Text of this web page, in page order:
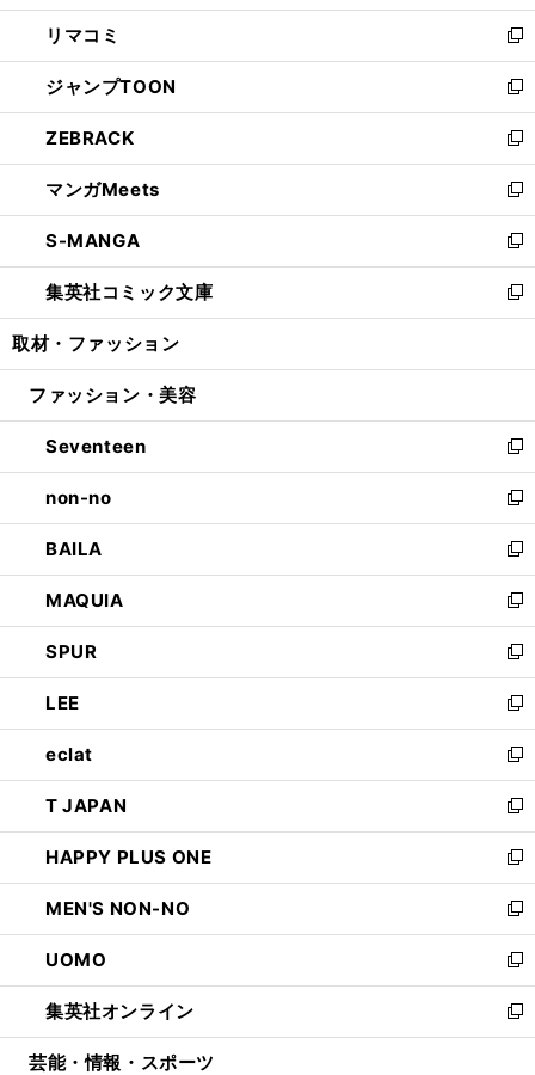
ウ
で
開
く
ン
ド
ウ
で
開
く
ウ
ィ
ン
ド
ウ
で
開
く
し
い
ウ
ィ
ン
ド
ウ
で
開
く
リマコミ
新
し
い
ウ
ィ
ン
ド
ウ
で
開
く
ジャンプTOON
新
し
い
ウ
ィ
ン
ド
ウ
で
開
ZEBRACK
新
し
い
ウ
ィ
ン
ド
ウ
開
マンガMeets
新
し
い
ウ
ィ
ン
ウ
開
く
S-MANGA
新
し
い
ウ
ン
ウ
で
開
く
集英社コミック文庫
新
し
ウ
ン
ド
ウ
で
開
く
取材・ファッション
ファッション・美容
Seventeen
新
し
い
ウ
ィ
ン
ド
ウ
で
開
く
non-no
新
し
い
ウ
ィ
ン
ド
ウ
で
開
く
BAILA
新
し
い
ウ
ィ
ン
ド
ウ
で
開
く
MAQUIA
新
し
い
ウ
ィ
ン
ド
ウ
で
開
く
SPUR
新
し
い
ウ
ィ
ン
ド
ウ
で
開
く
LEE
新
し
い
ウ
ィ
ン
ド
ウ
で
開
く
eclat
新
し
い
ウ
ィ
ン
ド
ウ
で
開
く
T JAPAN
新
し
い
ウ
ィ
ン
ド
ウ
で
開
HAPPY PLUS ONE
新
し
い
ウ
ィ
ン
ド
ウ
MEN'S NON-NO
新
し
い
ウ
ィ
ン
UOMO
新
し
い
ウ
集英社オンライン
新
し
芸能・情報・スポーツ